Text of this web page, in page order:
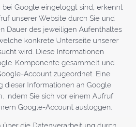
bei Google eingeloggt sind, erkennt
unserer Website durch Sie und
Dauer des jeweiligen Aufenthaltes
konkrete Unterseite unserer
wird. Diese Informationen
Komponente gesammelt und
Account zugeordnet. Eine
dieser Informationen an Google
indem Sie sich vor einem Aufruf
Google-Account ausloggen.